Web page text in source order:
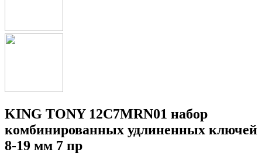
KING TONY 12C7MRN01 набор
комбинированных удлиненных ключей
8-19 мм 7 пр